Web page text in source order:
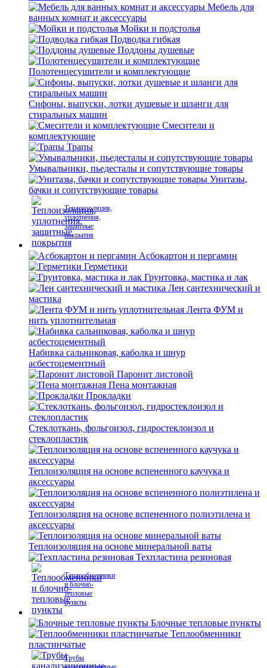
Мебель для
ванных комнат и аксессуары
Мойки и подстолья
Подводка гибкая
Поддоны душевые
Полотенцесушители и комплектующие
Сифоны, выпуски, лотки душевые и шланги для
стиральных машин
Смесители и
комплектующие
Трапы
Умывальники, пьедесталы и сопутствующие товары
Унитазы,
бачки и сопутствующие товары
Теплоизоляция,
уплотнения,
защитные
покрытия
Асбокартон и пергамин
Герметики
Грунтовка, мастика и лак
Лен сантехнический и
мастика
Лента ФУМ и
нить уплотнительная
Набивка сальниковая, каболка и шнур
асбестоцементный
Паронит листовой
Пена монтажная
Прокладки
Стеклоткань, фольгоизол, гидростеклоизол и
стеклопластик
Теплоизоляция на основе вспененного каучука и
аксессуары
Теплоизоляция на основе вспененного полиэтилена и
аксессуары
Теплоизоляция на основе минеральной ваты
Техпластина резиновая
Теплообменники
и блочно-
тепловые
пункты
Блочные тепловые пункты
Теплообменники
пластинчатые
Трубы